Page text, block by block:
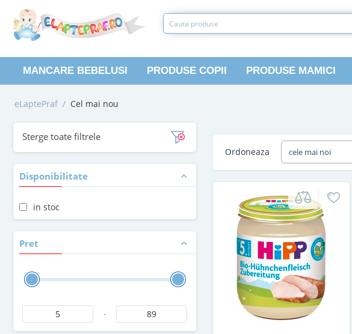
MANCARE BEBELUSI PRODUSE COPII PRODUSE MAMICI
eLaptePraf / Cel mai nou
Sterge toate filtrele
Disponibilitate
in stoc
Pret
-
Ordoneaza cele mai noi